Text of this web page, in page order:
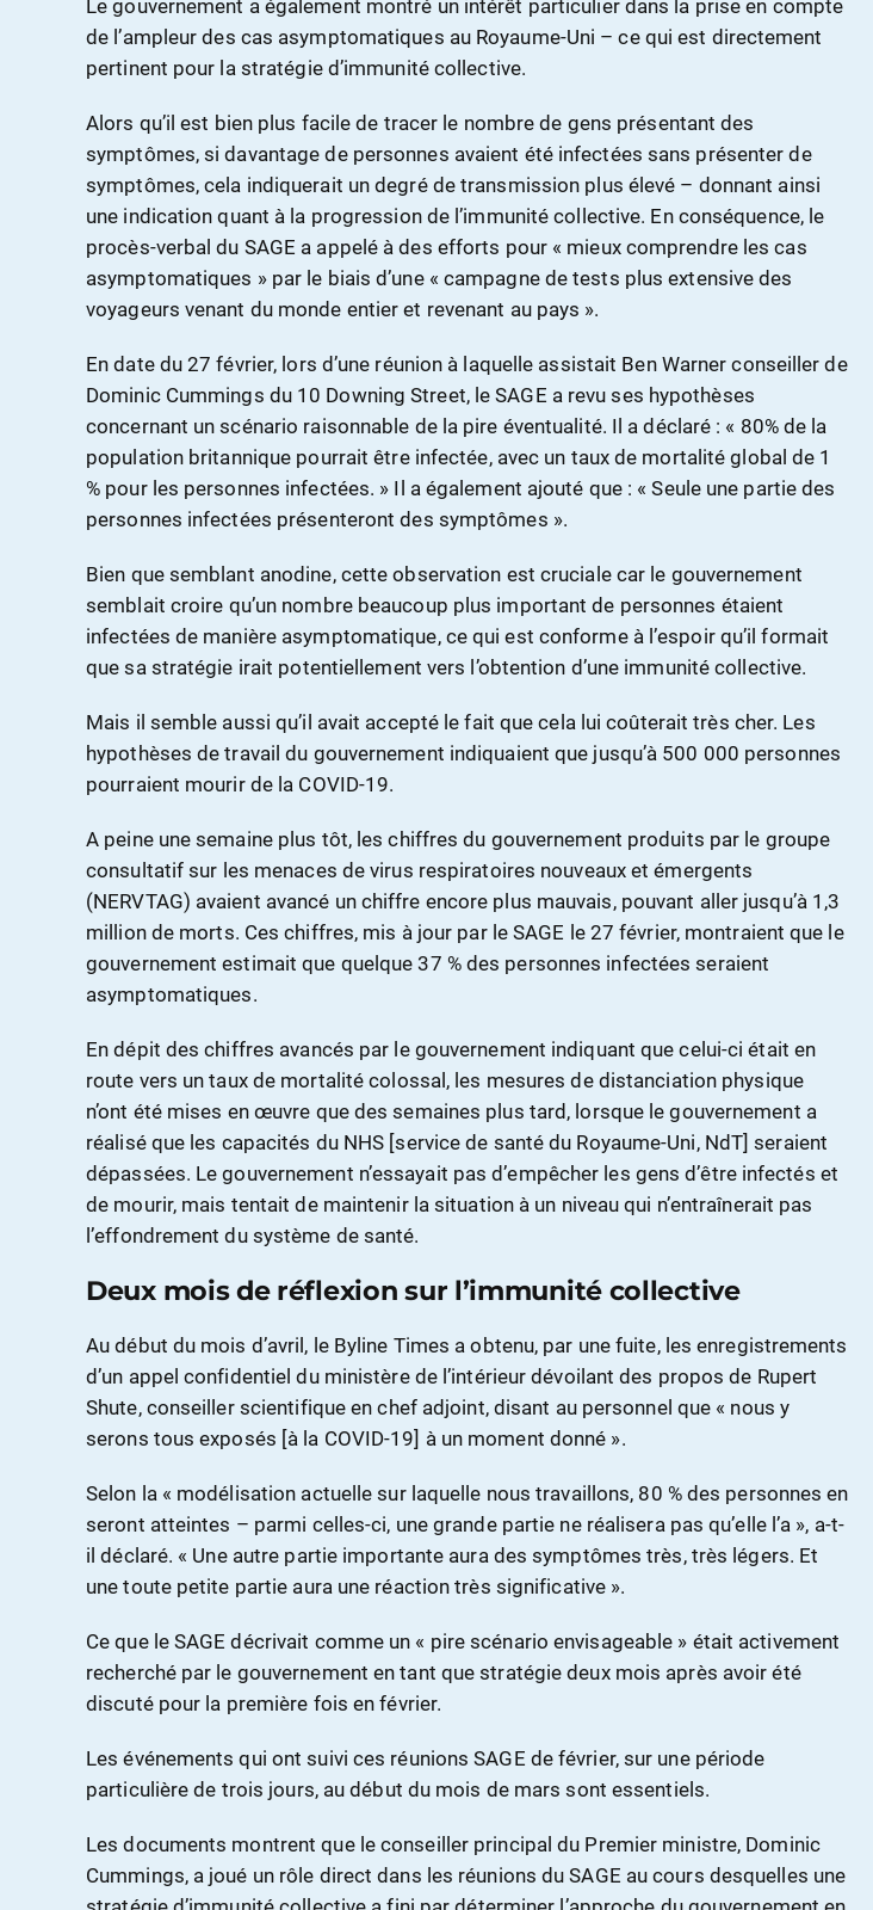
Le gouvernement a également montré un intérêt particulier dans la prise en compte
de l’ampleur des cas asymptomatiques au Royaume-Uni – ce qui est directement
pertinent pour la stratégie d’immunité collective.
Alors qu’il est bien plus facile de tracer le nombre de gens présentant des
symptômes, si davantage de personnes avaient été infectées sans présenter de
symptômes, cela indiquerait un degré de transmission plus élevé – donnant ainsi
une indication quant à la progression de l’immunité collective. En conséquence, le
procès-verbal du SAGE a appelé à des efforts pour « mieux comprendre les cas
asymptomatiques » par le biais d’une « campagne de tests plus extensive des
voyageurs venant du monde entier et revenant au pays ».
En date du 27 février, lors d’une réunion à laquelle assistait Ben Warner conseiller de
Dominic Cummings du 10 Downing Street, le SAGE a revu ses hypothèses
concernant un scénario raisonnable de la pire éventualité. Il a déclaré : « 80% de la
population britannique pourrait être infectée, avec un taux de mortalité global de 1
% pour les personnes infectées. » Il a également ajouté que : « Seule une partie des
personnes infectées présenteront des symptômes ».
Bien que semblant anodine, cette observation est cruciale car le gouvernement
semblait croire qu’un nombre beaucoup plus important de personnes étaient
infectées de manière asymptomatique, ce qui est conforme à l’espoir qu’il formait
que sa stratégie irait potentiellement vers l’obtention d’une immunité collective.
Mais il semble aussi qu’il avait accepté le fait que cela lui coûterait très cher. Les
hypothèses de travail du gouvernement indiquaient que jusqu’à 500 000 personnes
pourraient mourir de la COVID-19.
A peine une semaine plus tôt, les chiffres du gouvernement produits par le groupe
consultatif sur les menaces de virus respiratoires nouveaux et émergents
(NERVTAG) avaient avancé un chiffre encore plus mauvais, pouvant aller jusqu’à 1,3
million de morts. Ces chiffres, mis à jour par le SAGE le 27 février, montraient que le
gouvernement estimait que quelque 37 % des personnes infectées seraient
asymptomatiques.
En dépit des chiffres avancés par le gouvernement indiquant que celui-ci était en
route vers un taux de mortalité colossal, les mesures de distanciation physique
n’ont été mises en œuvre que des semaines plus tard, lorsque le gouvernement a
réalisé que les capacités du NHS [service de santé du Royaume-Uni, NdT] seraient
dépassées. Le gouvernement n’essayait pas d’empêcher les gens d’être infectés et
de mourir, mais tentait de maintenir la situation à un niveau qui n’entraînerait pas
l’effondrement du système de santé.
Deux mois de réflexion sur l’immunité collective
Au début du mois d’avril, le Byline Times a obtenu, par une fuite, les enregistrements
d’un appel confidentiel du ministère de l’intérieur dévoilant des propos de Rupert
Shute, conseiller scientifique en chef adjoint, disant au personnel que « nous y
serons tous exposés [à la COVID-19] à un moment donné ».
Selon la « modélisation actuelle sur laquelle nous travaillons, 80 % des personnes en
seront atteintes – parmi celles-ci, une grande partie ne réalisera pas qu’elle l’a », a-t-
il déclaré. « Une autre partie importante aura des symptômes très, très légers. Et
une toute petite partie aura une réaction très significative ».
Ce que le SAGE décrivait comme un « pire scénario envisageable » était activement
recherché par le gouvernement en tant que stratégie deux mois après avoir été
discuté pour la première fois en février.
Les événements qui ont suivi ces réunions SAGE de février, sur une période
particulière de trois jours, au début du mois de mars sont essentiels.
Les documents montrent que le conseiller principal du Premier ministre, Dominic
Cummings, a joué un rôle direct dans les réunions du SAGE au cours desquelles une